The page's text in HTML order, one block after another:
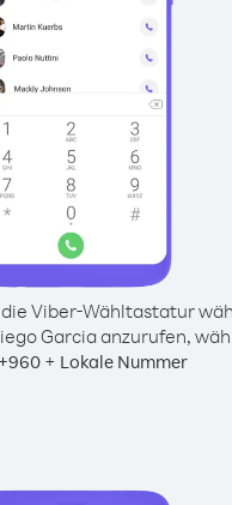
Viber-Wähltastatur
Garcia anzurufen,
+960 + Lokale Nummer